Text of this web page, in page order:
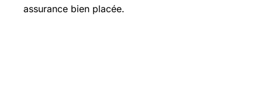
assurance bien placée.